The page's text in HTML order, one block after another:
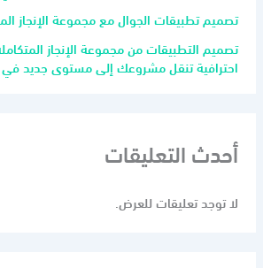
تصميم تطبيقات الجوال مع مجموعة الإنجاز
تصميم التطبيقات من مجموعة الإنجاز
احترافية تنقل مشروعك إلى مستوى جديد في 2026
أحدث التعليقات
لا توجد تعليقات للعرض.